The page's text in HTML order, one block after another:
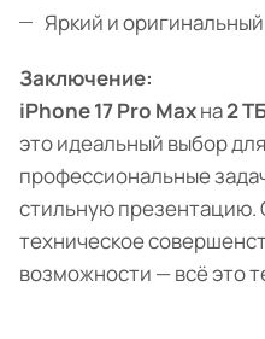
Яркий и
Заключение:
iPhone 17 Pro Maxна2
это идеальный выбор
профессиональные
стильную презентацию.
техническое
возможности — всё это